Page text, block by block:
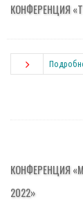
КОНФЕРЕНЦИЯ
КОНФЕРЕНЦИЯ
2022»